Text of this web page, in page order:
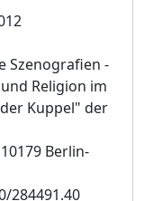
Szenografien -
Religion im
Kuppel" der
Berlin-
284491.40